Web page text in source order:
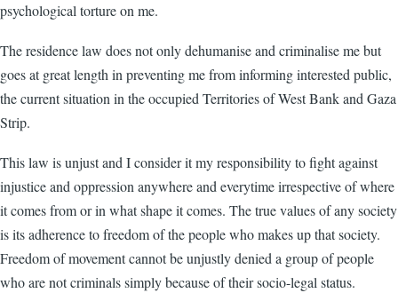
psychological torture on me.
The residence law does not only dehumanise and criminalise me but
goes at great length in preventing me from informing interested public,
the current situation in the occupied Territories of West Bank and Gaza
Strip.
This law is unjust and I consider it my responsibility to fight against
injustice and oppression anywhere and everytime irrespective of where
it comes from or in what shape it comes. The true values of any society
is its adherence to freedom of the people who makes up that society.
Freedom of movement cannot be unjustly denied a group of people
who are not criminals simply because of their socio-legal status.